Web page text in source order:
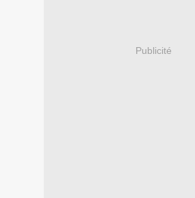
Publicité